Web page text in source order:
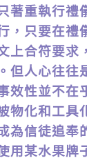
著重執行禮
，只要在禮
上合符要求
但人心往往
效性並不在
物化和工具
為信徒追奉
用某水果牌